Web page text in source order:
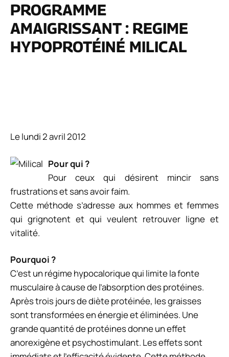
PROGRAMME
AMAIGRISSANT : REGIME
HYPOPROTÉINÉ MILICAL
Le lundi 2 avril 2012
Pour qui ?
Pour ceux qui désirent mincir sans
frustrations et sans avoir faim.
Cette méthode s’adresse aux hommes et femmes
qui grignotent et qui veulent retrouver ligne et
vitalité.
Pourquoi ?
C’est un régime hypocalorique qui limite la fonte
musculaire à cause de l’absorption des protéines.
Après trois jours de diète protéinée, les graisses
sont transformées en énergie et éliminées. Une
grande quantité de protéines donne un effet
anorexigène et psychostimulant. Les effets sont